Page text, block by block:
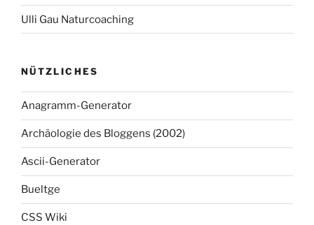
Ulli Gau Naturcoaching
NÜTZLICHES
Anagramm-Generator
Archäologie des Bloggens (2002)
Ascii-Generator
Bueltge
CSS Wiki